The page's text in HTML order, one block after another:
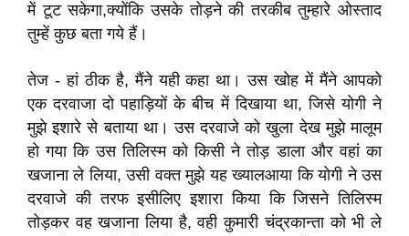
में टूट सकेगा,क्योंकि उसके तोड़ने की तरकीब तुम्हारे ओस्ताद
तुम्हें कुछ बता गये हैं।
तेज - हां ठीक है, मैंने यही कहा था। उस खोह में मैंने आपको
एक दरवाजा दो पहाड़ियों के बीच में दिखाया था, जिसे योगी ने
मुझे इशारे से बताया था। उस दरवाजे को खुला देख मुझे मालूम
हो गया कि उस तिलिस्म को किसी ने तोड़ डाला और वहां का
खजाना ले लिया, उसी वक्त मुझे यह ख्यालआया कि योगी ने उस
दरवाजे की तरफ इसीलिए इशारा किया कि जिसने तिलिस्म
तोड़कर वह खजाना लिया है, वही कुमारी चंद्रकान्ता को भी ले